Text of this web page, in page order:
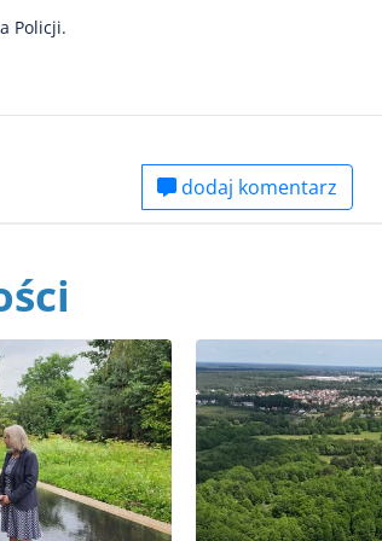
Policji.
dodaj komentarz